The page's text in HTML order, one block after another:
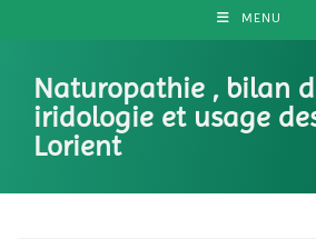
MENU
Naturopathie , bilan
iridologie et usage
Lorient